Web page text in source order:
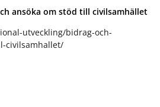
ansöka om stöd till civilsamhället
utveckling/bidrag-och-
civilsamhallet/